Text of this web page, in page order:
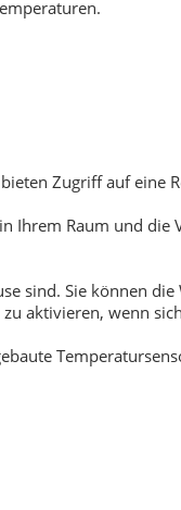
Zugriff auf eine
Ihrem Raum und die
sind. Sie können
aktivieren, wenn